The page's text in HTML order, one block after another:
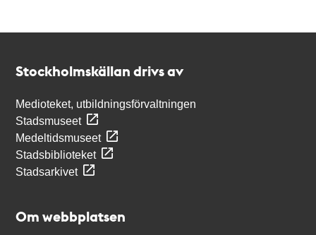
Stockholmskällan drivs av
Medioteket, utbildningsförvaltningen
Stadsmuseet
Medeltidsmuseet
Stadsbiblioteket
Stadsarkivet
Om webbplatsen